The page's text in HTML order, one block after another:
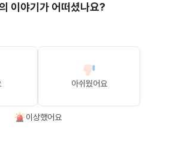
이야기가 어떠셨나요?
아쉬웠어요
이상했어요